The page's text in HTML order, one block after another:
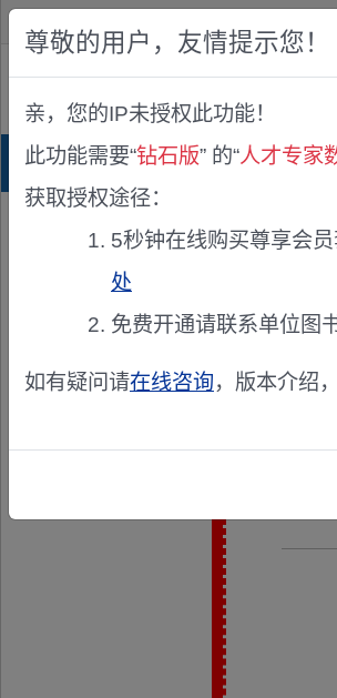
公众版
首页 科研项目库 项
尊敬的用户，友情提示您！
亲，您的IP未授权此功能！
此功能需要“钻石版” 的“人才专家
获取授权途径：
5秒钟在线购买尊享会员
处
免费开通请联系单位图
如有疑问请在线咨询，版本介绍